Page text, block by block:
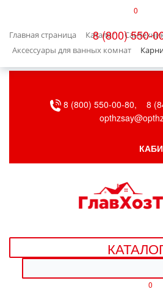
0
8 (800) 550-
Главная страница Каталог
Аксессуары для ванных комнат
БЫТОВАЯ ТЕХНИКА
ВЕНТИЛЯЦИЯ
ДАЧА, САД И ОГОРОД
ДЕТСКИЕ ТОВАРЫ
8 (800) 550-00-80,
8
0